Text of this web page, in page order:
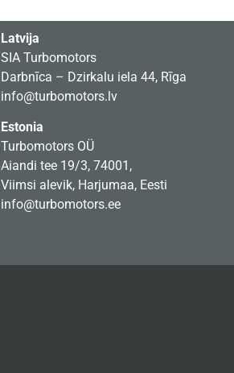
Latvija
SIA Turbomotors
Darbnīca – Dzirkalu iela 44, Rīga
info@turbomotors.lv
Estonia
Turbomotors OÜ
Aiandi tee 19/3, 74001,
Viimsi alevik, Harjumaa, Eesti
info@turbomotors.ee